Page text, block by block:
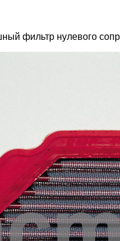
фильтр нулевого